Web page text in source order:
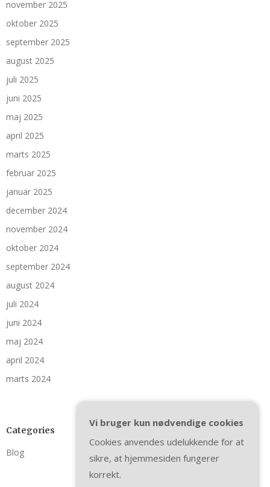
november 2025
oktober 2025
september 2025
august 2025
juli 2025
juni 2025
maj 2025
april 2025
marts 2025
februar 2025
januar 2025
december 2024
november 2024
oktober 2024
september 2024
august 2024
juli 2024
juni 2024
maj 2024
april 2024
marts 2024
Categories
Blog
Vi bruger kun nødvendige cookies
Cookies anvendes udelukkende for at
sikre, at hjemmesiden fungerer
korrekt.